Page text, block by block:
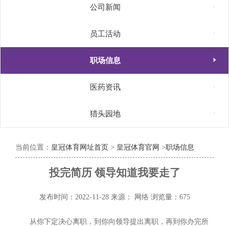
公司新闻
员工活动
职场信息 
医药资讯
猎头园地
当前位置： 皇冠体育网址首页 > 皇冠体育官网 >职场信息
投完简历 领导知道我要走了
发布时间：2022-11-28 来源： 网络 浏览量：675
从你下定决心离职，到你向领导提出离职，再到你办完所